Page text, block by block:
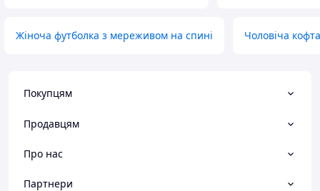
Жіноча футболка з мереживом на спині Чоловіча
Покупцям
Продавцям
Про нас
Партнери